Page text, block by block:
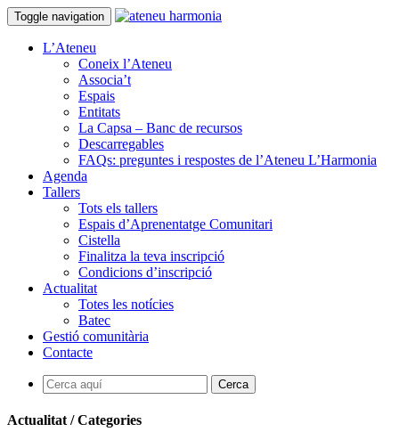
Toggle navigation
L’Ateneu
Coneix l’Ateneu
Associa’t
Espais
Entitats
La Capsa – Banc de recursos
Descarregables
FAQs: preguntes i respostes de l’Ateneu L’Harmonia
Agenda
Tallers
Tots els tallers
Espais d’Aprenentatge Comunitari
Cistella
Finalitza la teva inscripció
Condicions d’inscripció
Actualitat
Totes les notícies
Batec
Gestió comunitària
Contacte
Actualitat / Categories